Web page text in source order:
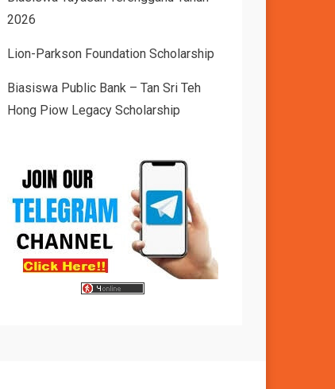
2026
Lion-Parkson Foundation Scholarship
Biasiswa Public Bank – Tan Sri Teh
Hong Piow Legacy Scholarship